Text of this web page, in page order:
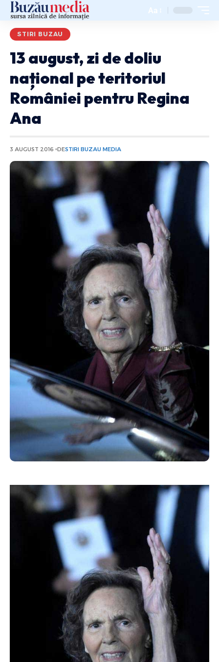
Aa
STIRI BUZAU
13 august, zi de doliu
național pe teritoriul
României pentru Regina
Ana
3 AUGUST 2016 DESTIRI BUZAU MEDIA